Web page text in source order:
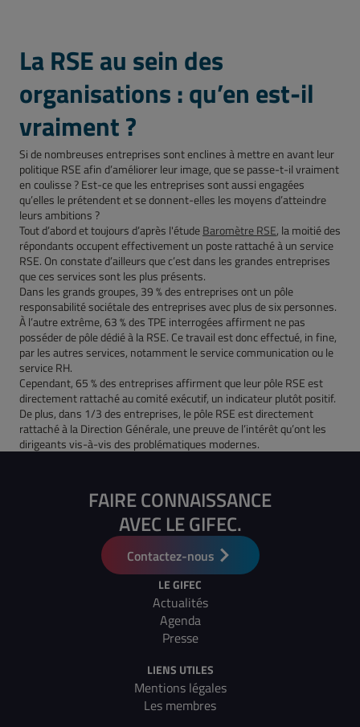
La RSE au sein des
organisations : qu’en est-il
vraiment ?
Si de nombreuses entreprises sont enclines à mettre en avant leur
politique RSE afin d’améliorer leur image, que se passe-t-il vraiment
en coulisse ? Est-ce que les entreprises sont aussi engagées
qu’elles le prétendent et se donnent-elles les moyens d’atteindre
leurs ambitions ?
Tout d’abord et toujours d’après l'étude Baromètre RSE, la moitié des
répondants occupent effectivement un poste rattaché à un service
RSE. On constate d’ailleurs que c’est dans les grandes entreprises
que ces services sont les plus présents.
Dans les grands groupes, 39 % des entreprises ont un pôle
responsabilité sociétale des entreprises avec plus de six personnes.
À l’autre extrême, 63 % des TPE interrogées affirment ne pas
posséder de pôle dédié à la RSE. Ce travail est donc effectué, in fine,
par les autres services, notamment le service communication ou le
service RH.
Cependant, 65 % des entreprises affirment que leur pôle RSE est
directement rattaché au comité exécutif, un indicateur plutôt positif.
De plus, dans 1/3 des entreprises, le pôle RSE est directement
rattaché à la Direction Générale, une preuve de l’intérêt qu’ont les
dirigeants vis-à-vis des problématiques modernes.
FAIRE CONNAISSANCE
AVEC LE GIFEC.
Contactez-nous
LE GIFEC
Actualités
Agenda
Presse
LIENS UTILES
Mentions légales
Les membres